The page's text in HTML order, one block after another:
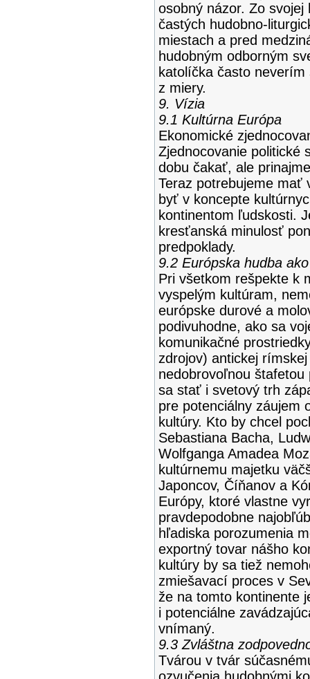
osobný názor. Zo
častých hudobno-
miestach a pred
hudobným odborným
katolíčka často
z miery.
9. Vízia
9.1 Kultúrna Európa
Ekonomické
Zjednocovanie politické
dobu čakať, ale
Teraz potrebujeme mať
byť v koncepte
kontinentom ľudskosti.
kresťanská minulosť
predpoklady.
9.2 Európska hudba
Pri všetkom rešpekte k
vyspelým kultúram,
európske durové a
podivuhodne, ako sa
komunikačné
zdrojov) antickej
nedobrovoľnou
sa stať i svetový trh
pre potenciálny záujem
kultúry. Kto by chcel
Sebastiana Bacha,
Wolfganga Amadea
kultúrnemu majetku
Japoncov, Číňanov a
Európy, ktoré vlastne
pravdepodobne
hľadiska porozumenia
exportný tovar nášho
kultúry by sa tiež
zmiešavací proces v
že na tomto kontinente
i potenciálne
vnímaný.
9.3 Zvláštna
Tvárou v tvár